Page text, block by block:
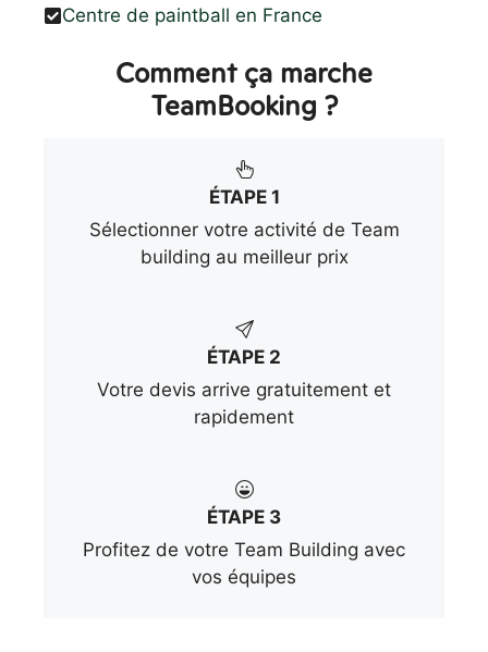
Centre de paintball en France
Comment ça marche
TeamBooking ?
ÉTAPE 1
Sélectionner votre activité de Team
building au meilleur prix
ÉTAPE 2
Votre devis arrive gratuitement et
rapidement
ÉTAPE 3
Profitez de votre Team Building avec
vos équipes